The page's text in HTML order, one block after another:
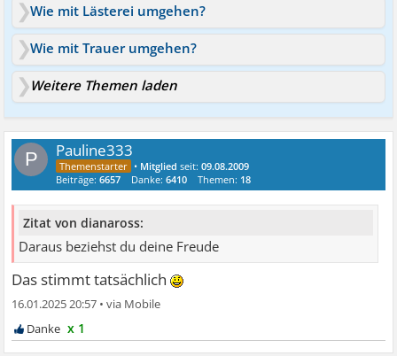
Wie mit Lästerei umgehen?
Wie mit Trauer umgehen?
Weitere Themen laden
P Pauline333
• Mitglied seit:09.08.2009
Beiträge:6657 Danke:6410 Themen: 18
Zitat von dianaross:
Daraus beziehst du deine Freude
Das stimmt tatsächlich
16.01.2025 20:57 •
x 1